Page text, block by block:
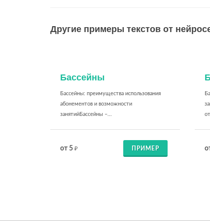
Другие примеры текстов от
Бассейны
Бассейны: преимущества использования
абонементов и возможности
занятийБассейны –...
от 5 ₽ ПРИМЕР